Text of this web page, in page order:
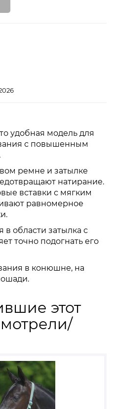
удобная модель для
с повышенным
ремне и затылке
натирание.
вставки с мягким
равномерное
в области затылка с
точно подогнать его
в конюшне, на
этот